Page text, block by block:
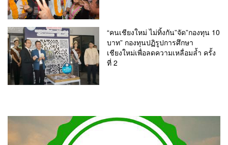
“คนเชียงใหม่ ไม่ทิ้งกัน”จัด”กองทุน 10
บาท” กองทุนปฏิรูปการศึกษา
เชียงใหม่เพื่อลดความเหลื่อมล้ำ ครั้ง
ที่ 2